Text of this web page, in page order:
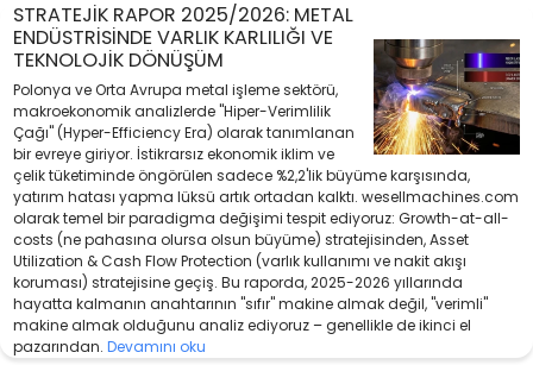
STRATEJIK RAPOR 2025/2026: METAL
ENDÜSTRISINDE VARLIK KARLILIĞI VE
TEKNOLOJIK DÖNÜŞÜM
Polonya ve Orta Avrupa metal işleme sektörü,
makroekonomik analizlerde "Hiper-Verimlilik
Çağı" (Hyper-Efficiency Era) olarak tanımlanan
bir evreye giriyor. İstikrarsız ekonomik iklim ve
çelik tüketiminde öngörülen sadece %2,2'lik büyüme karşısında,
yatırım hatası yapma lüksü artık ortadan kalktı. wesellmachines.com
olarak temel bir paradigma değişimi tespit ediyoruz: Growth-at-all-
costs (ne pahasına olursa olsun büyüme) stratejisinden, Asset
Utilization & Cash Flow Protection (varlık kullanımı ve nakit akışı
koruması) stratejisine geçiş. Bu raporda, 2025-2026 yıllarında
hayatta kalmanın anahtarının "sıfır" makine almak değil, "verimli"
makine almak olduğunu analiz ediyoruz – genellikle de ikinci el
pazarından. Devamını oku